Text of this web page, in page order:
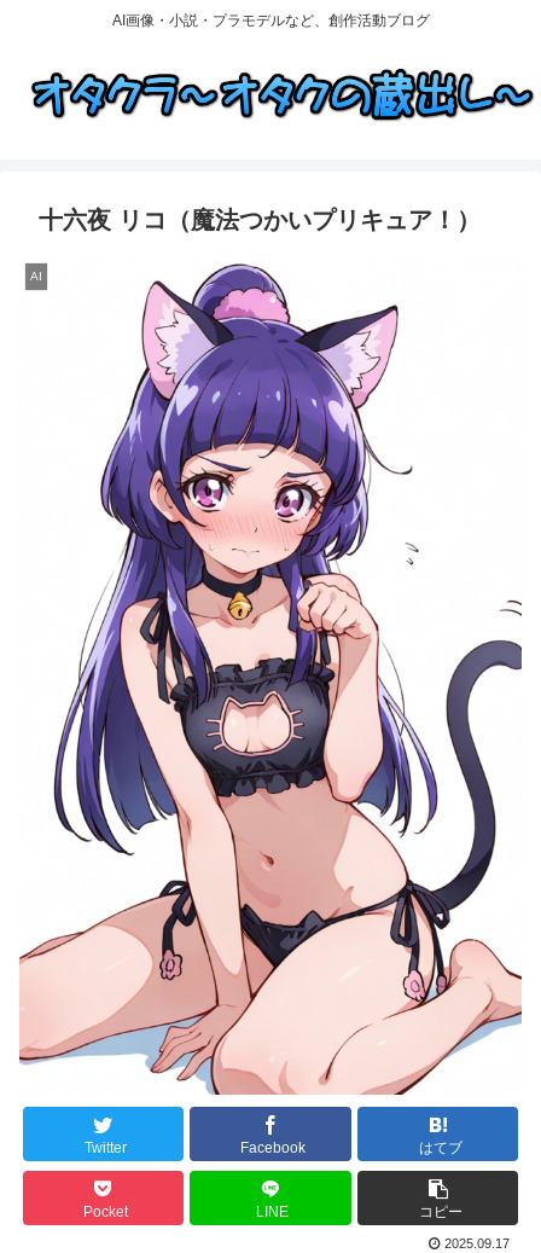
AI画像・小説・プラモデルなど、創作活動ブログ
十六夜 リコ（魔法つかいプリキュア！）
AI
Twitter Facebook はてブ
Pocket LINE コピー
2025.09.17